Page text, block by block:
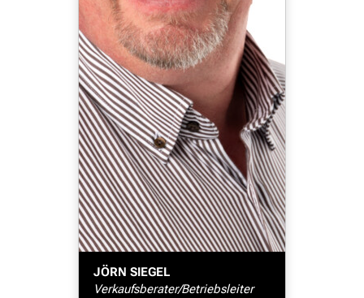
JÖRN SIEGEL
Verkaufsberater/Betriebsleiter